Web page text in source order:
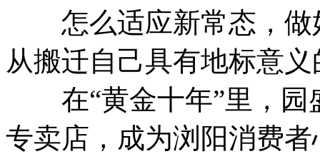
怎么适应新常态，做
从搬迁自己具有地标意
在“黄金十年”里，园
专卖店，成为浏阳消费